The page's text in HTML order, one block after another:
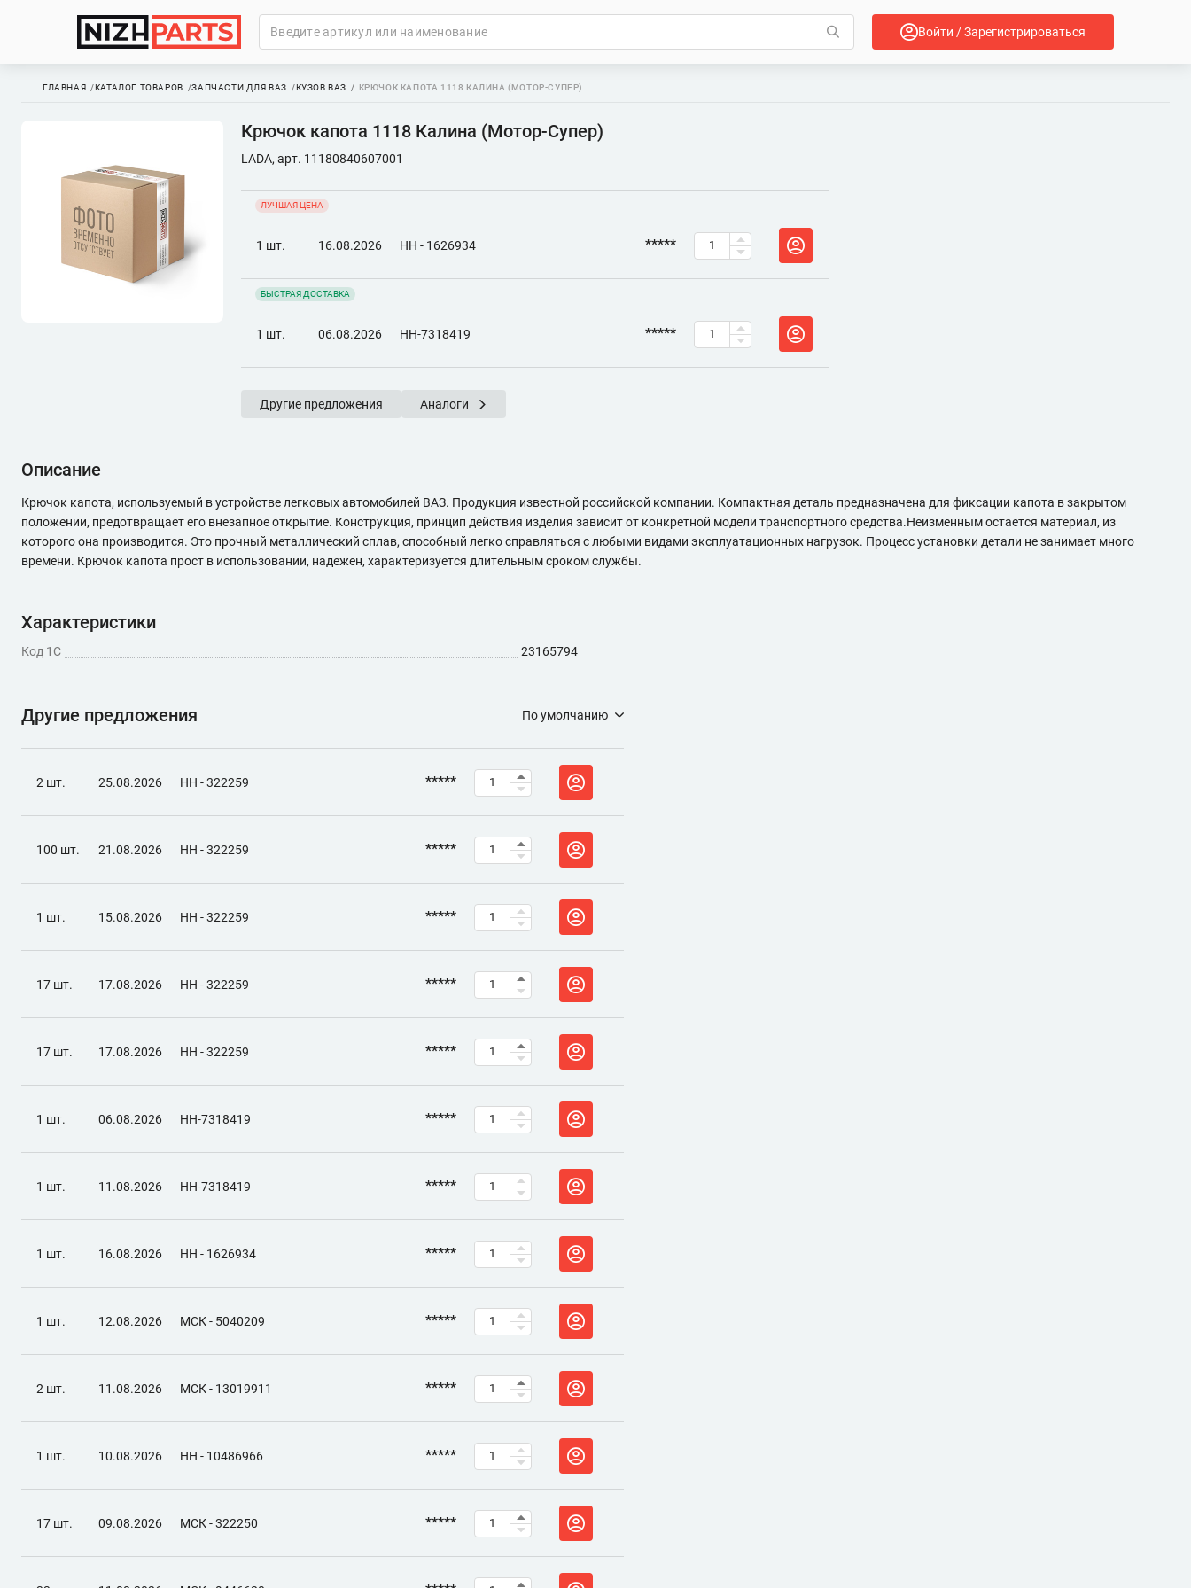
Войти / Зарегистрироваться
ГЛАВНАЯ КАТАЛОГ ТОВАРОВ ЗАПЧАСТИ ДЛЯ ВАЗ КУЗОВ ВАЗ КРЮЧОК КАПОТА 1118 КАЛИНА (МОТОР-СУПЕР)
Крючок капота 1118 Калина (Мотор-Супер)
LADA, арт. 11180840607001
ЛУЧШАЯ ЦЕНА
1 шт. 16.08.2026 НН - 1626934 *****
БЫСТРАЯ ДОСТАВКА
1 шт. 06.08.2026 НН-7318419 *****
Другие предложения Аналоги
Описание
Крючок капота, используемый в устройстве легковых автомобилей ВАЗ. Продукция известной российской компании. Компактная деталь предназначена для фиксации капота в закрытом
положении, предотвращает его внезапное открытие. Конструкция, принцип действия изделия зависит от конкретной модели транспортного средства.Неизменным остается материал, из
которого она производится. Это прочный металлический сплав, способный легко справляться с любыми видами эксплуатационных нагрузок. Процесс установки детали не занимает много
времени. Крючок капота прост в использовании, надежен, характеризуется длительным сроком службы.
Характеристики
Код 1С 23165794
Другие предложения По умолчанию
2 шт. 25.08.2026 НН - 322259 *****
100 шт. 21.08.2026 НН - 322259 *****
1 шт. 15.08.2026 НН - 322259 *****
17 шт. 17.08.2026 НН - 322259 *****
17 шт. 17.08.2026 НН - 322259 *****
1 шт. 06.08.2026 НН-7318419 *****
1 шт. 11.08.2026 НН-7318419 *****
1 шт. 16.08.2026 НН - 1626934 *****
1 шт. 12.08.2026 МСК - 5040209 *****
2 шт. 11.08.2026 МСК - 13019911 *****
1 шт. 10.08.2026 НН - 10486966 *****
17 шт. 09.08.2026 МСК - 322250 *****